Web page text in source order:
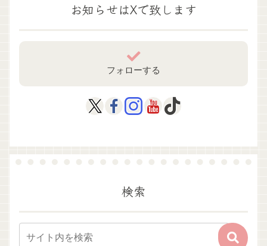
お知らせはXで致します
フォローする
検索